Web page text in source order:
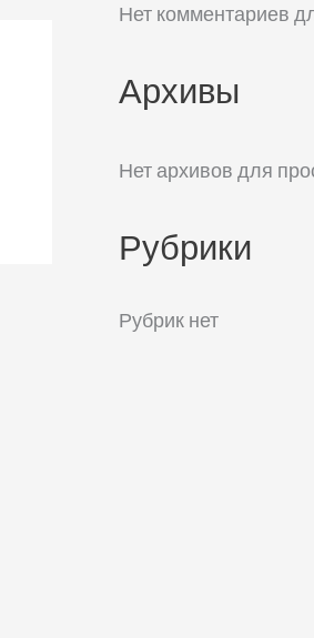
Нет комментариев
Архивы
Нет архивов для
Рубрики
Рубрик нет